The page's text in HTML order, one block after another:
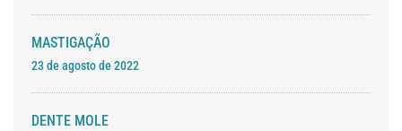
MASTIGAÇÃO
23 de agosto de 2022
DENTE MOLE